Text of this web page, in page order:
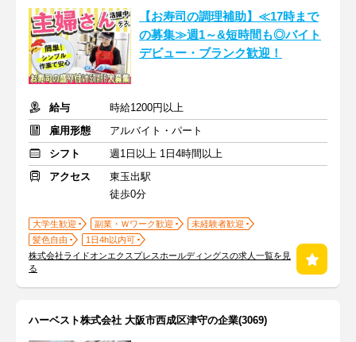
【お寿司の調理補助】≪17時まで
の募集≫週1～&短時間も◎バイト
デビュー・ブランク歓迎！
給与
時給1200円以上
雇用形態
アルバイト・パート
シフト
週1日以上 1日4時間以上
アクセス
東玉出駅
徒歩0分
大学生歓迎 副業・Ｗワーク歓迎
未経験者歓迎
髪色自由
1日4h以内可
株式会社ライドオンエクスプレスホールディングスの求人一覧を見
る
ハーベスト株式会社 大阪市西成区津守の企業(3069)